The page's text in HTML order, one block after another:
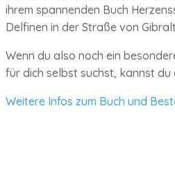
ihrem spannenden Buch
Delfinen in der Straße von
Wenn du also noch ein
für dich selbst suchst, kannst
Weitere Infos zum Buch und